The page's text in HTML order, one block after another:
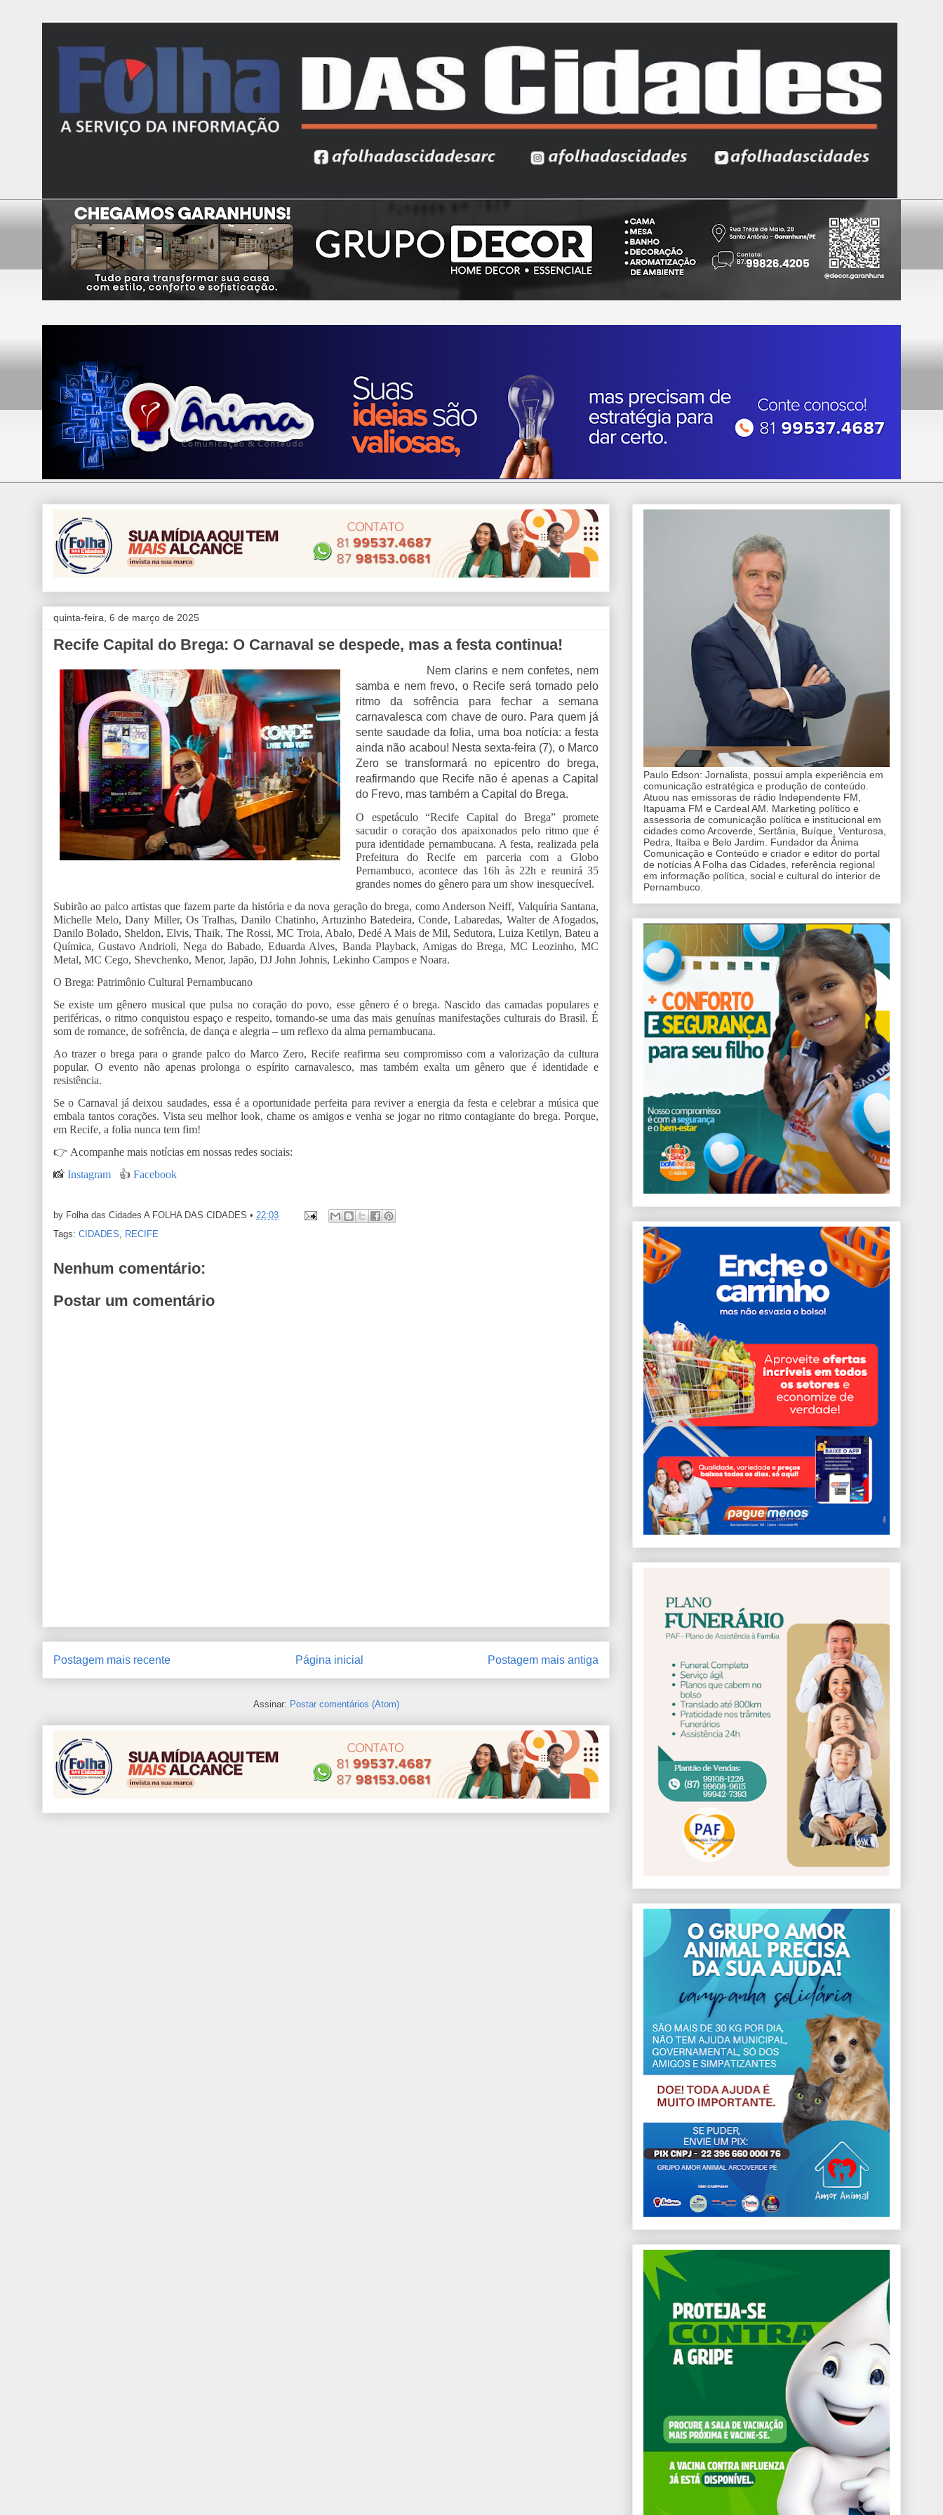
quinta-feira, 6 de março de 2025
Recife Capital do Brega: O Carnaval se despede, mas a festa continua!
Nem clarins e nem confetes, nem
samba e nem frevo, o Recife será tomado pelo
ritmo da sofrência para fechar a semana
carnavalesca com chave de ouro. Para quem já
sente saudade da folia, uma boa notícia: a festa
ainda não acabou! Nesta sexta-feira (7), o Marco
Zero se transformará no epicentro do brega,
reafirmando que Recife não é apenas a Capital
do Frevo, mas também a Capital do Brega.
O espetáculo “Recife Capital do Brega” promete
sacudir o coração dos apaixonados pelo ritmo que é
pura identidade pernambucana. A festa, realizada pela
Prefeitura do Recife em parceria com a Globo
Pernambuco, acontece das 16h às 22h e reunirá 35
grandes nomes do gênero para um show inesquecível.
Subirão ao palco artistas que fazem parte da história e da nova geração do brega, como Anderson Neiff, Valquíria Santana,
Michelle Melo, Dany Miller, Os Tralhas, Danilo Chatinho, Artuzinho Batedeira, Conde, Labaredas, Walter de Afogados,
Danilo Bolado, Sheldon, Elvis, Thaik, The Rossi, MC Troia, Abalo, Dedé A Mais de Mil, Sedutora, Luiza Ketilyn, Bateu a
Química, Gustavo Andrioli, Nega do Babado, Eduarda Alves, Banda Playback, Amigas do Brega, MC Leozinho, MC
Metal, MC Cego, Shevchenko, Menor, Japão, DJ John Johnis, Lekinho Campos e Noara.
O Brega: Patrimônio Cultural Pernambucano
Se existe um gênero musical que pulsa no coração do povo, esse gênero é o brega. Nascido das camadas populares e
periféricas, o ritmo conquistou espaço e respeito, tornando-se uma das mais genuínas manifestações culturais do Brasil. É
som de romance, de sofrência, de dança e alegria – um reflexo da alma pernambucana.
Ao trazer o brega para o grande palco do Marco Zero, Recife reafirma seu compromisso com a valorização da cultura
popular. O evento não apenas prolonga o espírito carnavalesco, mas também exalta um gênero que é identidade e
resistência.
Se o Carnaval já deixou saudades, essa é a oportunidade perfeita para reviver a energia da festa e celebrar a música que
embala tantos corações. Vista seu melhor look, chame os amigos e venha se jogar no ritmo contagiante do brega. Porque,
em Recife, a folia nunca tem fim!
👉 Acompanhe mais notícias em nossas redes sociais:
📸 Instagram 👍 Facebook
by Folha das Cidades A FOLHA DAS CIDADES • 22:03
Tags: CIDADES, RECIFE
Nenhum comentário:
Postar um comentário
Postagem mais recente Postagem mais antiga
Página inicial
Assinar: Postar comentários (Atom)
Paulo Edson: Jornalista, possui ampla experiência em
comunicação estratégica e produção de conteúdo.
Atuou nas emissoras de rádio Independente FM,
Itapuama FM e Cardeal AM. Marketing político e
assessoria de comunicação política e institucional em
cidades como Arcoverde, Sertânia, Buíque, Venturosa,
Pedra, Itaíba e Belo Jardim. Fundador da Ânima
Comunicação e Conteúdo e criador e editor do portal
de notícias A Folha das Cidades, referência regional
em informação política, social e cultural do interior de
Pernambuco.